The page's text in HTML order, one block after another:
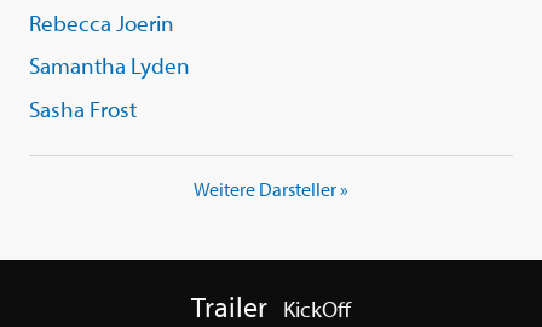
Rebecca Joerin
Samantha Lyden
Sasha Frost
Weitere Darsteller »
Trailer KickOff